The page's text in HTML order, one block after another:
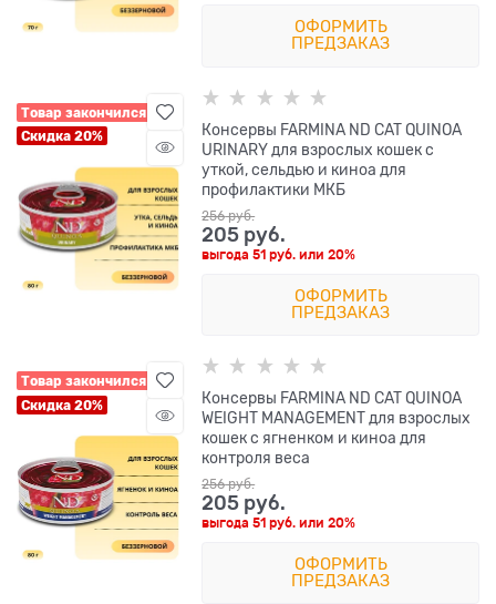
ОФОРМИТЬ
ПРЕДЗАКАЗ
Товар закончился
Скидка 20%
Консервы FARMINA ND CAT QUINOA
URINARY для взрослых кошек с
уткой, сельдью и киноа для
профилактики МКБ
256 руб.
205 руб.
выгода51 руб. или20%
ОФОРМИТЬ
ПРЕДЗАКАЗ
Товар закончился
Скидка 20%
Консервы FARMINA ND CAT QUINOA
WEIGHT MANAGEMENT для взрослых
кошек с ягненком и киноа для
контроля веса
256 руб.
205 руб.
выгода51 руб. или20%
ОФОРМИТЬ
ПРЕДЗАКАЗ